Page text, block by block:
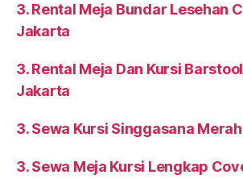
3. Rental Meja Bundar Lesehan
Jakarta
3. Rental Meja Dan Kursi
Jakarta
3. Sewa Kursi Singgasana
3. Sewa Meja Kursi Lengkap